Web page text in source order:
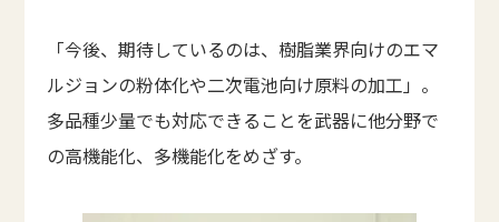
「今後、期待しているのは、樹脂業界向けのエマ
ルジョンの粉体化や二次電池向け原料の加工」。
多品種少量でも対応できることを武器に他分野で
の高機能化、多機能化をめざす。